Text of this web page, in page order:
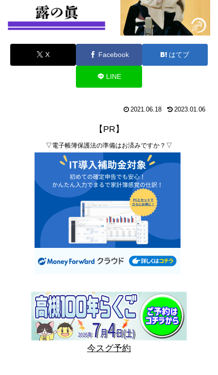
X Facebook はてブ
LINE
2021.06.18 2023.01.06
【PR】
▽電子帳簿保護法の準備はお済みですか？▽
今スグ予約